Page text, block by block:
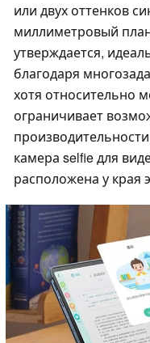
или двух оттенков
миллиметровый
утверждается,
благодаря
хотя относительно
ограничивает
камера selfie для
расположена у края